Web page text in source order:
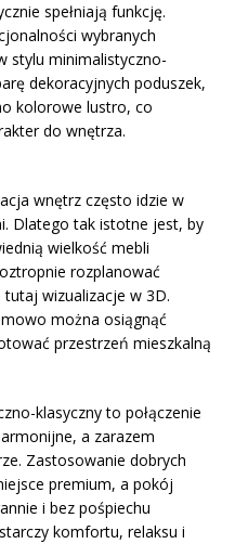
spełniają funkcję.
wybranych
stylu minimalistyczno-
dekoracyjnych poduszek,
kolorowe lustro, co
do wnętrza.
wnętrz często idzie w
Dlatego tak istotne jest, by
wielkość mebli
rozplanować
tutaj wizualizacje w 3D.
można osiągnąć
przestrzeń mieszkalną
klasyczny to połączenie
a zarazem
Zastosowanie dobrych
premium, a pokój
i bez pośpiechu
komfortu, relaksu i